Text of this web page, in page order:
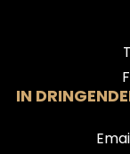
IN